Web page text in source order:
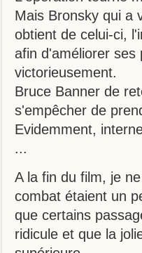
Mais Bronsky qui a
obtient de celui-ci,
afin d'améliorer ses
victorieusement.
Bruce Banner de
s'empêcher de
Evidemment,
...
A la fin du film, je
combat étaient un
que certains
ridicule et que la